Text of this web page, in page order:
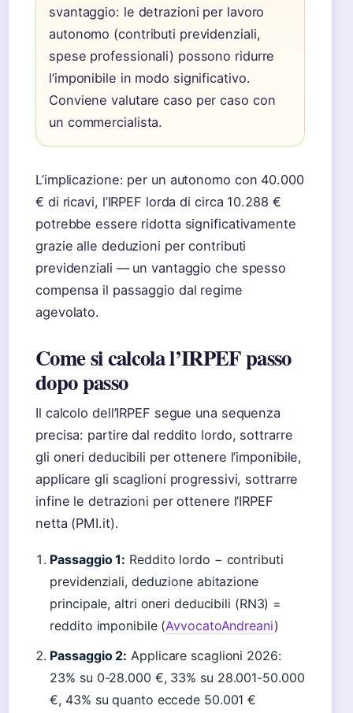
svantaggio: le detrazioni per lavoro
autonomo (contributi previdenziali,
spese professionali) possono ridurre
l’imponibile in modo significativo.
Conviene valutare caso per caso con
un commercialista.
L’implicazione: per un autonomo con 40.000
€ di ricavi, l’IRPEF lorda di circa 10.288 €
potrebbe essere ridotta significativamente
grazie alle deduzioni per contributi
previdenziali — un vantaggio che spesso
compensa il passaggio dal regime
agevolato.
Come si calcola l’IRPEF passo
dopo passo
Il calcolo dell’IRPEF segue una sequenza
precisa: partire dal reddito lordo, sottrarre
gli oneri deducibili per ottenere l’imponibile,
applicare gli scaglioni progressivi, sottrarre
infine le detrazioni per ottenere l’IRPEF
netta (PMI.it).
Passaggio 1: Reddito lordo − contributi
previdenziali, deduzione abitazione
principale, altri oneri deducibili (RN3) =
reddito imponibile (AvvocatoAndreani)
Passaggio 2: Applicare scaglioni 2026:
23% su 0-28.000 €, 33% su 28.001-50.000
€, 43% su quanto eccede 50.001 €